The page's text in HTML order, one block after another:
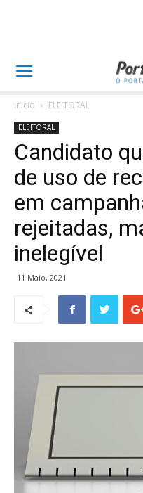
Inicio ELEITORAL
ELEITORAL
Candidato
de uso de
em
rejeitadas,
inelegível
11 Maio, 2021